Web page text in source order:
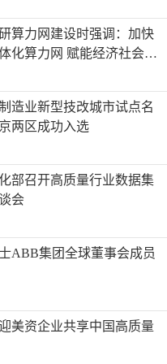
算力网建设时强调：加快
化算力网 赋能经济社会高
造业新型技改城市试点名
两区成功入选
部召开高质量行业数据集
会
ABB集团全球董事会成员
美资企业共享中国高质量